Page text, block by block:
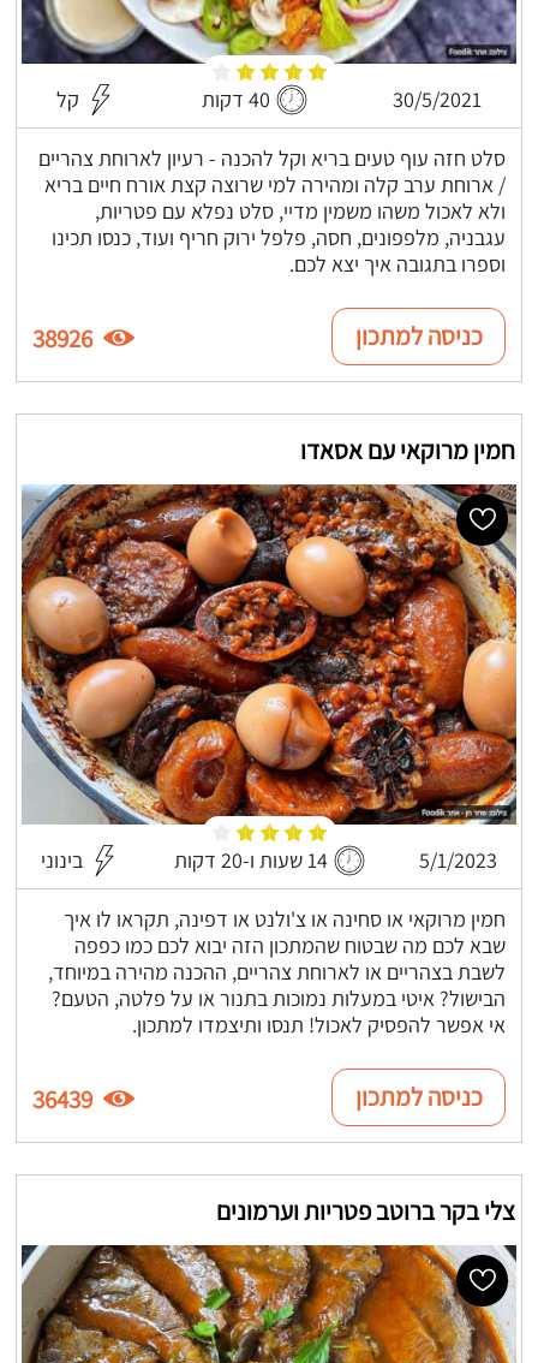
30/5/2021 40 דקות קל
סלט חזה עוף טעים בריא וקל להכנה - רעיון לארוחת צהריים
/ ארוחת ערב קלה ומהירה למי שרוצה קצת אורח חיים בריא
ולא לאכול משהו משמין מדיי, סלט נפלא עם פטריות,
עגבניה, מלפפונים, חסה, פלפל ירוק חריף ועוד, כנסו תכינו
וספרו בתגובה איך יצא לכם.
כניסה למתכון 38926
חמין מרוקאי עם אסאדו
5/1/2023 14 שעות ו-20 דקות בינוני
חמין מרוקאי או סחינה או צ'ולנט או דפינה, תקראו לו איך
שבא לכם מה שבטוח שהמתכון הזה יבוא לכם כמו כפפה
לשבת בצהריים או לארוחת צהריים, ההכנה מהירה במיוחד,
הבישול? איטי במעלות נמוכות בתנור או על פלטה, הטעם?
אי אפשר להפסיק לאכול! תנסו ותיצמדו למתכון.
כניסה למתכון 36439
צלי בקר ברוטב פטריות וערמונים